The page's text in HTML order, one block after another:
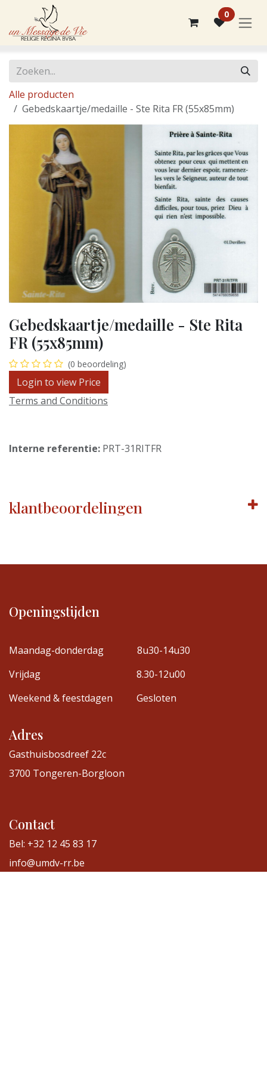
Overslaan naar inhoud
0
Alle producten
Gebedskaartje/medaille - Ste Rita FR (55x85mm)
Gebedskaartje/medaille - Ste Rita
FR (55x85mm)
(0 beoordeling)
Login to view Price
Terms and Conditions
Interne referentie: PRT-31RITFR
klantbeoordelingen
Openingstijden
Maandag-donderdag
8u30-14u30
Vrijdag
8.30-12u00
Weekend & feestdagen
Gesloten
Adres
Gasthuisbosdreef 22c
3700 Tongeren-Borgloon
Contact
Bel: +32 12 45 83 17
info@umdv-rr.be